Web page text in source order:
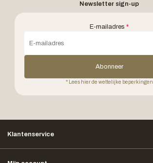
Newsletter sign-up
E-mailadres *
Abonneer
* Lees hier de wettelijke beperkingen
Klantenservice